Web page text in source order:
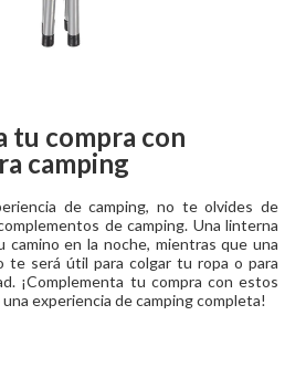
tu compra con
camping
de camping, no te olvides de
de camping. Una linterna
camino en la noche, mientras que una
te será útil para colgar tu ropa o para
¡Complementa tu compra con estos
experiencia de camping completa!